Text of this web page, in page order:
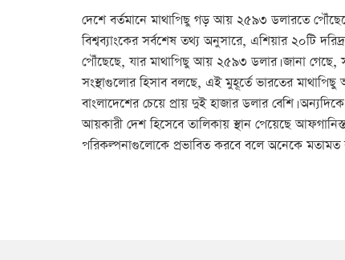
দেশে বর্তমানে মাথাপিছু গড় আয় ২৫৯৩ ডলারতে
বিশ্বব্যাংকের সর্বশেষ তথ্য অনুসারে, এশিয়ার ২০টি
পৌঁছেছে, যার মাথাপিছু আয় ২৫৯৩ ডলার। জানা গেছে,
সংস্থাগুলোর হিসাব বলছে, এই মুহূর্তে ভারতের মাথাপিছু
বাংলাদেশের চেয়ে প্রায় দুই হাজার ডলার বেশি।
আয়কারী দেশ হিসেবে তালিকায় স্থান পেয়েছে
পরিকল্পনাগুলোকে প্রভাবিত করবে বলে অনেকে মতামত